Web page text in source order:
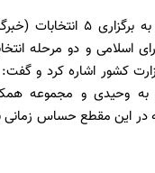
وزیر کشور همچنین به
اسلامی و دو مرحله
وزارت کشور اشاره کرد و
به وحیدی و مجموعه
در این مقطع حساس زمانی